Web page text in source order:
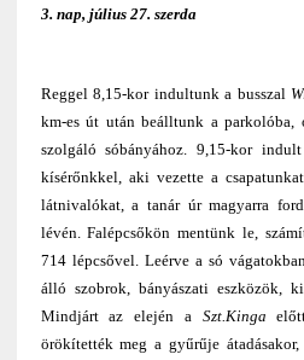
3. nap, július 27. szerda
Reggel 8,15-kor indultunk a busszal
km-es út után beálltunk a parkolóba,
szolgáló sóbányához. 9,15-kor
kísérőnkkel, aki vezette a
látnivalókat, a tanár úr magyarra
lévén. Falépcsőkön mentünk le,
714 lépcsővel. Leérve a só
álló szobrok, bányászati eszközök,
Mindjárt az elején a Szt.Kinga
örökítették meg a gyűrűje átadásakor,